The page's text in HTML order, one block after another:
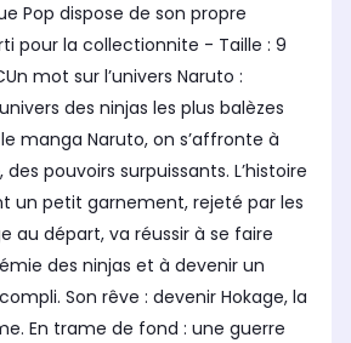
Pop dispose de son propre
pour la collectionnite - Taille : 9
mot sur l’univers Naruto :
des ninjas les plus balèzes
manga Naruto, on s’affronte à
des pouvoirs surpuissants. L’histoire
un petit garnement, rejeté par les
au départ, va réussir à se faire
des ninjas et à devenir un
Son rêve : devenir Hokage, la
En trame de fond : une guerre